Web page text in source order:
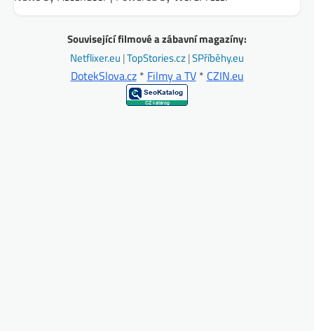
Související filmové a zábavní magazíny:
Netflixer.eu |TopStories.cz|SPříběhy.eu
DotekSlova.cz* Filmy a TV* CZIN.eu